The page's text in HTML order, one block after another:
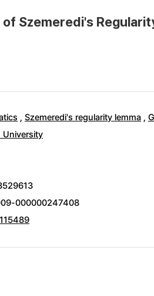
Szemeredi's
, Szemeredi's regularity lemma ,
University
000000247408